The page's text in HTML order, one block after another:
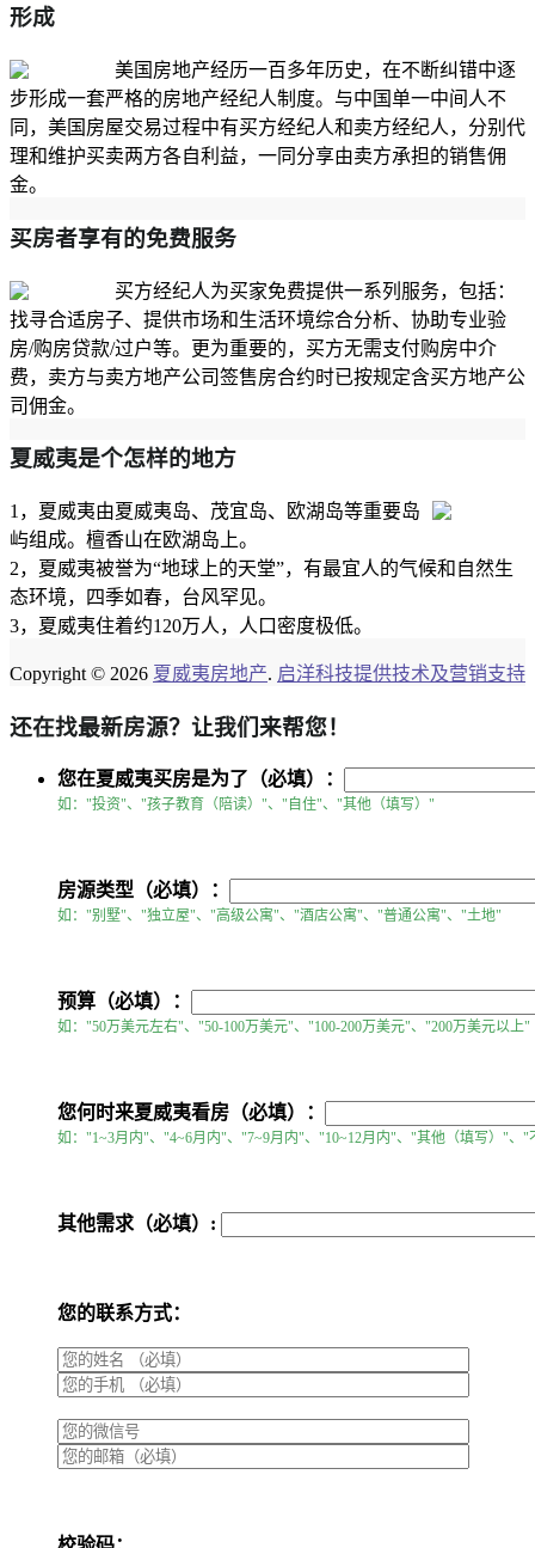
形成
美国房地产经历一百多年历史，在不断纠错中逐
步形成一套严格的房地产经纪人制度。与中国单一中间人不
同，美国房屋交易过程中有买方经纪人和卖方经纪人，分别代
理和维护买卖两方各自利益，一同分享由卖方承担的销售佣
金。
买房者享有的免费服务
买方经纪人为买家免费提供一系列服务，包括：
找寻合适房子、提供市场和生活环境综合分析、协助专业验
房/购房贷款/过户等。更为重要的，买方无需支付购房中介
费，卖方与卖方地产公司签售房合约时已按规定含买方地产公
司佣金。
夏威夷是个怎样的地方
1，夏威夷由夏威夷岛、茂宜岛、欧湖岛等重要岛
屿组成。檀香山在欧湖岛上。
2，夏威夷被誉为“地球上的天堂”，有最宜人的气候和自然生
态环境，四季如春，台风罕见。
3，夏威夷住着约120万人，人口密度极低。
Copyright © 2026 夏威夷房地产. 启洋科技提供技术及营销支持
还在找最新房源？让我们来帮您！
您在夏威夷买房是为了（必填）：
如："投资"、"孩子教育（陪读）"、"自住"、"其他（填写）"
房源类型（必填）：
如："别墅"、"独立屋"、"高级公寓"、"酒店公寓"、"普通公寓"、"土地"
预算（必填）：
如："50万美元左右"、"50-100万美元"、"100-200万美元"、"200万美元以上"
您何时来夏威夷看房（必填）：
如："1~3月内"、"4~6月内"、"7~9月内"、"10~12月内"、"其他（填写）"、"
其他需求（必填）:
您的联系方式：